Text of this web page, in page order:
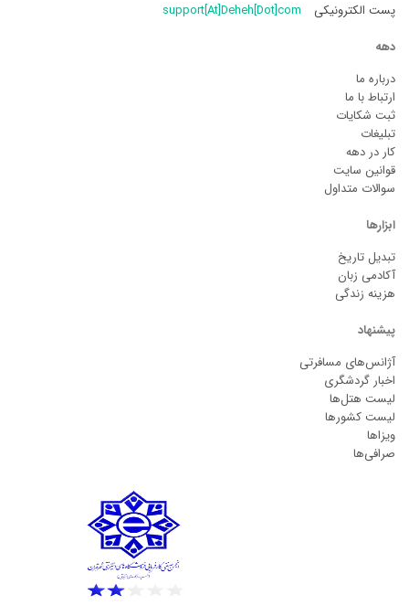
پست الکترونیکی
support[At]Deheh[Dot]com
دهه
درباره ما
ارتباط با ما
ثبت شکایات
تبلیغات
کار در دهه
قوانین سایت
سوالات متداول
ابزارها
تبدیل تاریخ
آکادمی زبان
هزینه زندگی
پیشنهاد
آژانس‌های مسافرتی
اخبار گردشگری
لیست هتل‌ها
لیست کشورها
ویزاها
صرافی‌ها